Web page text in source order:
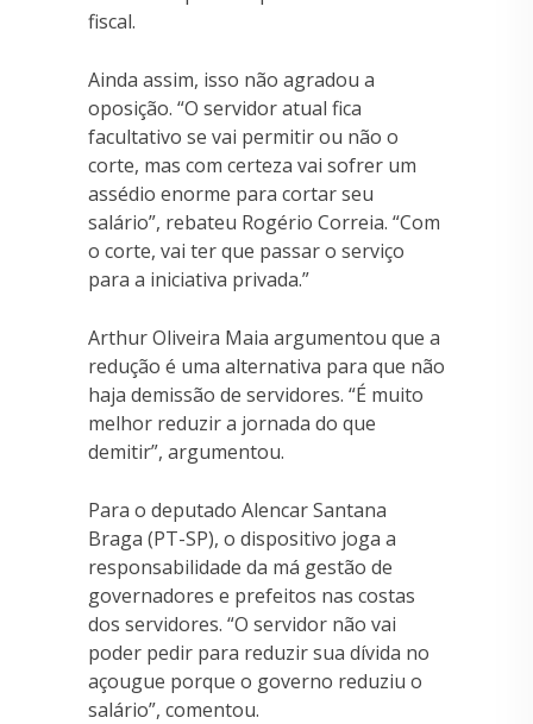
fiscal.
Ainda assim, isso não agradou a
oposição. “O servidor atual fica
facultativo se vai permitir ou não o
corte, mas com certeza vai sofrer um
assédio enorme para cortar seu
salário”, rebateu Rogério Correia. “Com
o corte, vai ter que passar o serviço
para a iniciativa privada.”
Arthur Oliveira Maia argumentou que a
redução é uma alternativa para que não
haja demissão de servidores. “É muito
melhor reduzir a jornada do que
demitir”, argumentou.
Para o deputado Alencar Santana
Braga (PT-SP), o dispositivo joga a
responsabilidade da má gestão de
governadores e prefeitos nas costas
dos servidores. “O servidor não vai
poder pedir para reduzir sua dívida no
açougue porque o governo reduziu o
salário”, comentou.